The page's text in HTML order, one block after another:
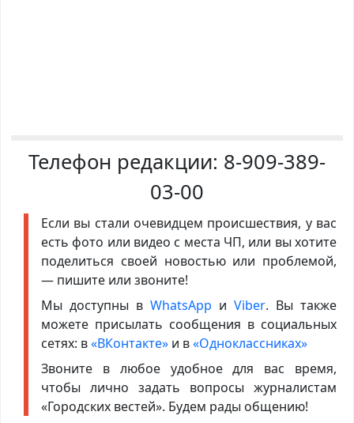
Телефон редакции: 8-909-389-
03-00
Если вы стали очевидцем происшествия, у вас
есть фото или видео с места ЧП, или вы хотите
поделиться своей новостью или проблемой,
— пишите или звоните!
Мы доступны в WhatsApp иViber. Вы также
можете присылать сообщения в социальных
сетях: в«ВКонтакте»и в«Одноклассниках»
Звоните в любое удобное для вас время,
чтобы лично задать вопросы журналистам
«Городских вестей». Будем рады общению!